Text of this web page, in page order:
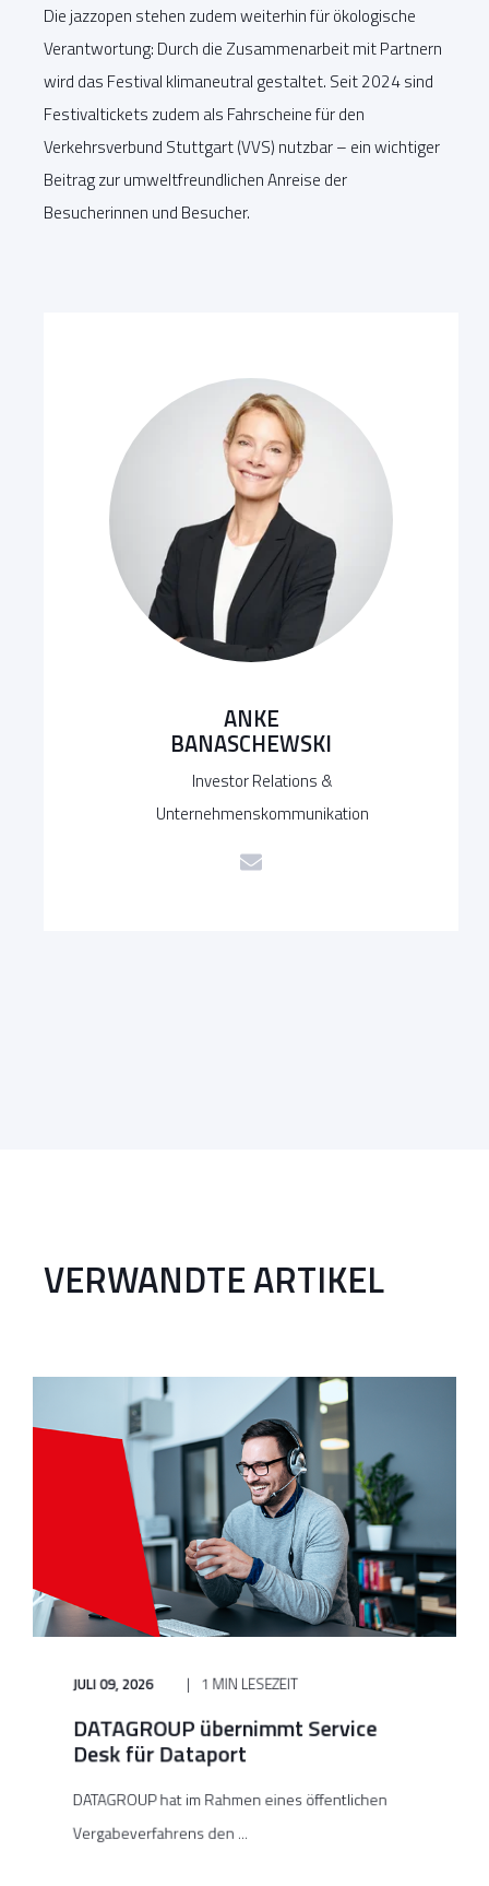
Die jazzopen stehen zudem weiterhin für ökologische
Verantwortung: Durch die Zusammenarbeit mit Partnern
wird das Festival klimaneutral gestaltet. Seit 2024 sind
Festivaltickets zudem als Fahrscheine für den
Verkehrsverbund Stuttgart (VVS) nutzbar – ein wichtiger
Beitrag zur umweltfreundlichen Anreise der
Besucherinnen und Besucher.
ANKE
BANASCHEWSKI
Investor Relations &
Unternehmenskommunikation
VERWANDTE ARTIKEL
JULI 09, 2026 1 MIN LESEZEIT
DATAGROUP übernimmt Service
Desk für Dataport
DATAGROUP hat im Rahmen eines öffentlichen
Vergabeverfahrens den ...